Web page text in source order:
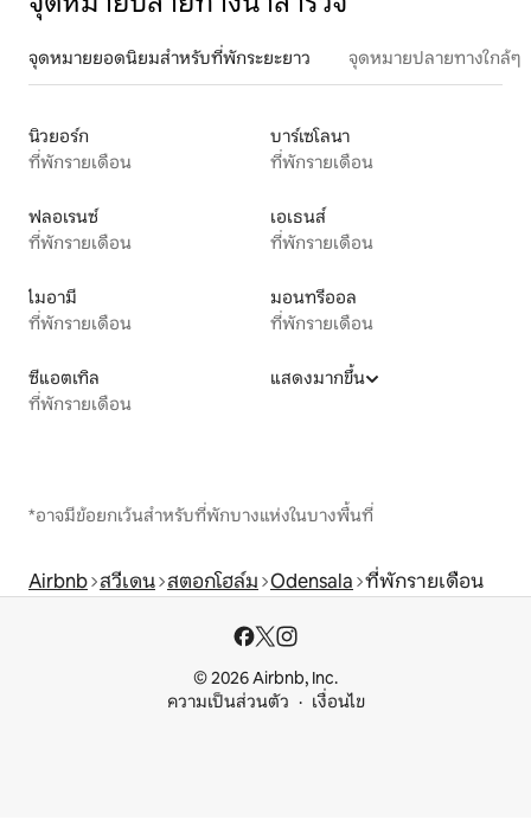
จุดหมายยอดนิยมสำหรับที่พักระยะยาว จุดหมายปลายทางใกล้ๆ
นิวยอร์ก
ที่พักรายเดือน
บาร์เซโลนา
ที่พักรายเดือน
ฟลอเรนซ์
ที่พักรายเดือน
เอเธนส์
ที่พักรายเดือน
ไมอามี
ที่พักรายเดือน
มอนทรีออล
ที่พักรายเดือน
ซีแอตเทิล
ที่พักรายเดือน
แสดงมากขึ้น
*อาจมีข้อยกเว้นสำหรับที่พักบางแห่งในบางพื้นที่
Airbnb สวีเดน สตอกโฮล์ม Odensala ที่พักรายเดือน
© 2026 Airbnb, Inc.
ความเป็นส่วนตัว
เงื่อนไข